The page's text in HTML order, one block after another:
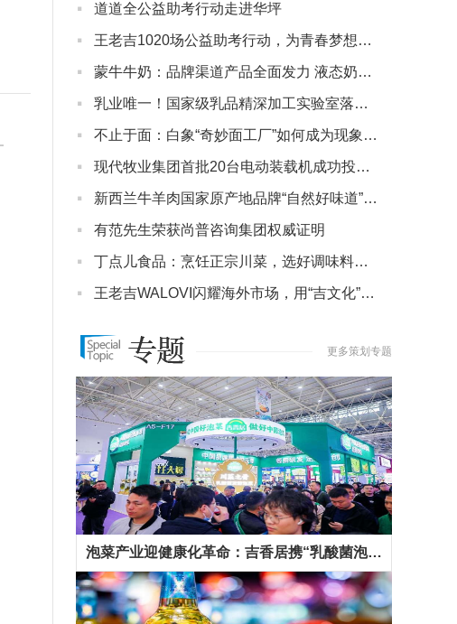
· 道道全公益助考行动走进华坪
· 王老吉1020场公益助考行动，为青春梦想送上“高考大吉”
· 蒙牛牛奶：品牌渠道产品全面发力 液态奶基本盘稳了
· 乳业唯一！国家级乳品精深加工实验室落地蒙牛，以科研实力引领行业升级
· 不止于面：白象“奇妙面工厂”如何成为现象级情绪地标？
· 现代牧业集团首批20台电动装载机成功投运，开启绿色牧场新纪元
· 新西兰牛羊肉国家原产地品牌“自然好味道” 在华焕新启航
· 有范先生荣获尚普咨询集团权威证明
· 丁点儿食品：烹饪正宗川菜，选好调味料是关键！强烈推荐几款高品质特色川调
· 王老吉WALOVI闪耀海外市场，用“吉文化”对话世界
更多策划专题
泡菜产业迎健康化革命：吉香居携“乳酸菌泡菜”等新品抢占千亿市场先机